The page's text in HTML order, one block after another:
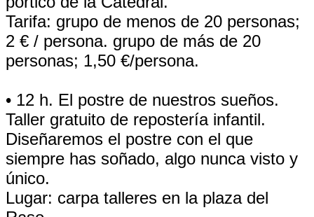
Tarifa: grupo de menos de 20 personas;
2 € / persona. grupo de más de 20
personas; 1,50 €/persona.
• 12 h. El postre de nuestros sueños.
Taller gratuito de repostería infantil.
Diseñaremos el postre con el que
siempre has soñado, algo nunca visto y
único.
Lugar: carpa talleres en la plaza del